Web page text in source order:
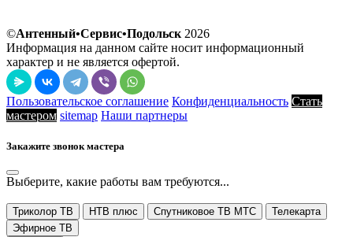
©Антенный•Сервис•Подольск 2026
Информация на данном сайте носит информационный
характер и не является офертой.
Пользовательское соглашение Конфиденциальность Стать
мастером sitemap Наши партнеры
Закажите звонок мастера
Выберите, какие работы вам требуются...
Триколор ТВ НТВ плюс Спутниковое ТВ МТС
Телекарта
Эфирное ТВ